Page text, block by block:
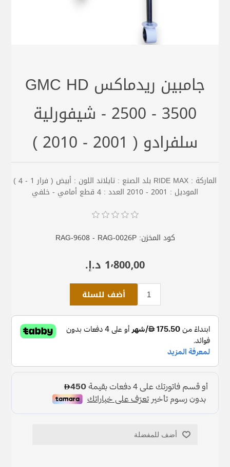
جامبين ريدماكس GMC HD
2500 - 3500 - شيفورلية
سلفرادو ( 2001 - 2010 )
الماركة : RIDE MAX بلد الصنع : تايلاند اللون : أبيض ( فرار 1 - 4 )
الموديل : 2001 - 2010 العدد : 4 قطع أمامي - خلفي
كود المخزن: RAG-9608 - RAG-0026P
1٬800٫00 د.إ.‏
أضف للسلة
أضف للمفضلة